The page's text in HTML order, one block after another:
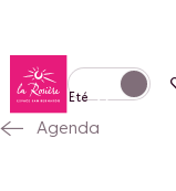
Retour à la page
Eté
Agenda